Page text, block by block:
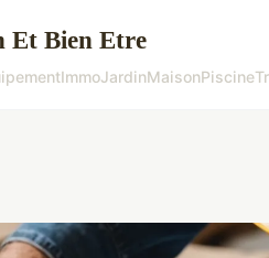
Et Bien Etre
ImmoJardinMaisonPiscine